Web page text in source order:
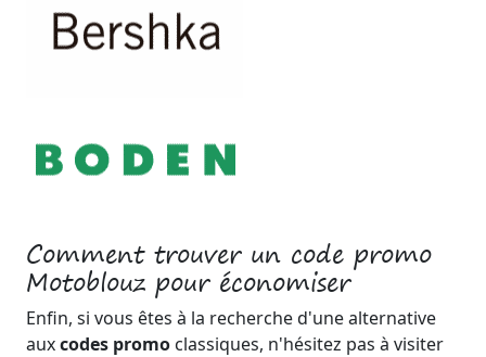
Comment trouver un code promo
Motoblouz pour économiser
Enfin, si vous êtes à la recherche d'une alternative
auxcodes promo classiques, n'hésitez pas à visiter